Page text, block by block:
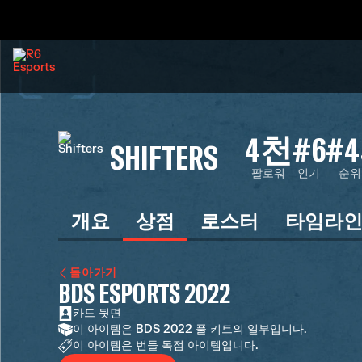
SHIFTERS 4천
팔로워
#6
인기 순위
개요 상점 로스터 타임라인
돌아가기
BDS ESPORTS 2022
카드 뒷면
이 아이템은 BDS 2022 풀 키트의 일부입니다.
이 아이템은 번들 독점 아이템입니다.